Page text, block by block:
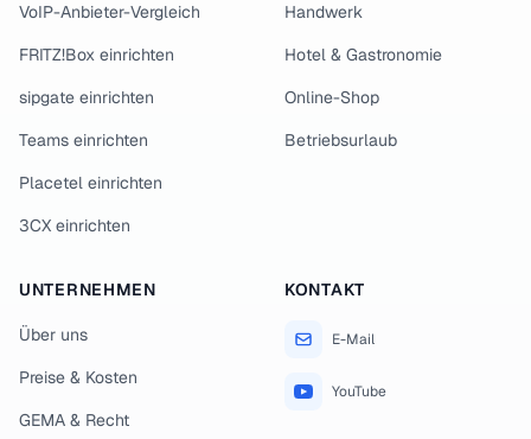
VoIP-Anbieter-Vergleich
FRITZ!Box einrichten
sipgate einrichten
Teams einrichten
Placetel einrichten
3CX einrichten
Handwerk
Hotel & Gastronomie
Online-Shop
Betriebsurlaub
UNTERNEHMEN
Über uns
Preise & Kosten
GEMA & Recht
KONTAKT
E-Mail
YouTube